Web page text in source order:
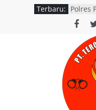
Terbaru: Polres
Polres